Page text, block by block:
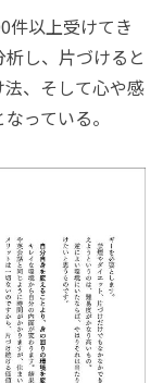
件以上受けてき
し、片づけると
、そして心や感
っている。